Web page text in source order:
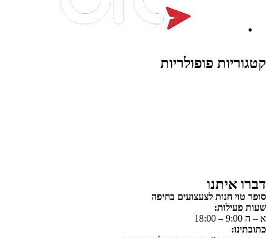
קטגוריות פופולריות
דברו איתנו
סופר טוי חנות לצעצועים בחיפה
שעות פעילות:
א – ה 9:00 – 18:00
כתובתינו: